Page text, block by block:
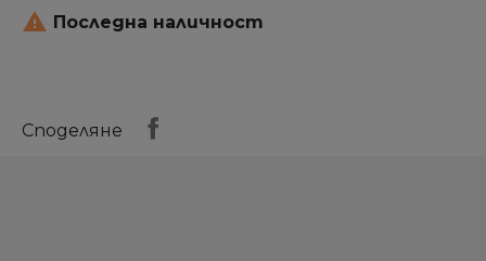
 Последна наличност
Споделяне